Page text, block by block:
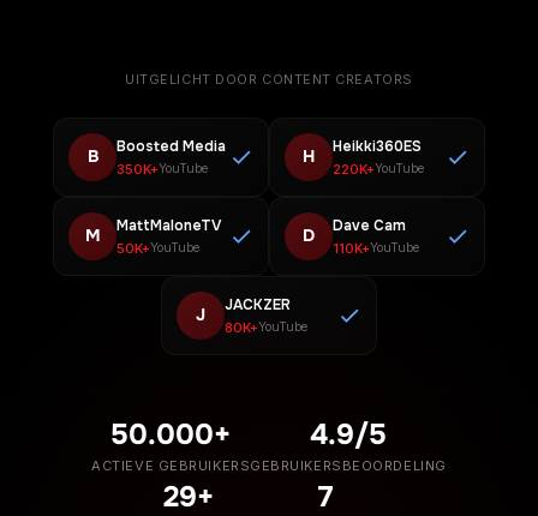
UITGELICHT DOOR CONTENT CREATORS
B Boosted Media
350K+YouTube
H Heikki360ES
220K+YouTube
M MattMaloneTV
50K+YouTube
D Dave Cam
110K+YouTube
J JACKZER
80K+YouTube
50.000+
ACTIEVE GEBRUIKERS
4.9/5
GEBRUIKERSBEOORDELING
29+ 7